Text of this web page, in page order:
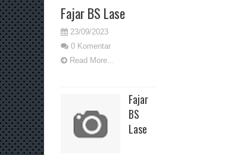
Fajar BS Lase
23/09/2023
0 Komentar
Read More...
Fajar
BS
Lase